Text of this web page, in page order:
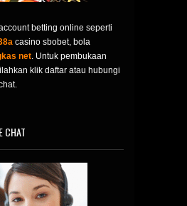
betting online seperti
casino sbobet, bola
net. Untuk pembukaan
klik daftar atau hubungi
CHAT